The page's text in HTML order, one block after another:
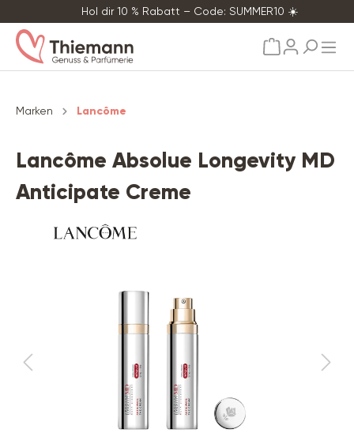
Hol dir 10 % Rabatt – Code: SUMMER10 ☀️
Marken Lancôme
Lancôme Absolue Longevity MD
Anticipate Creme